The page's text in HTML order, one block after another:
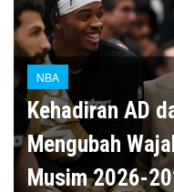
NBA
Kehadiran AD
Mengubah
Musim 2026-